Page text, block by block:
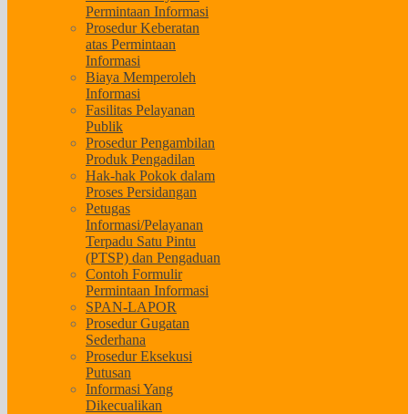
Permintaan Informasi
Prosedur Keberatan
atas Permintaan
Informasi
Biaya Memperoleh
Informasi
Fasilitas Pelayanan
Publik
Prosedur Pengambilan
Produk Pengadilan
Hak-hak Pokok dalam
Proses Persidangan
Petugas
Informasi/Pelayanan
Terpadu Satu Pintu
(PTSP) dan Pengaduan
Contoh Formulir
Permintaan Informasi
SPAN-LAPOR
Prosedur Gugatan
Sederhana
Prosedur Eksekusi
Putusan
Informasi Yang
Dikecualikan